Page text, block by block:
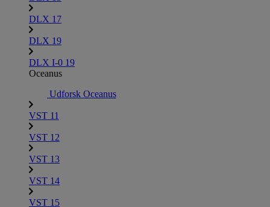
DLX 17
DLX 19
DLX I-0 19
Oceanus
Udforsk Oceanus
VST 11
VST 12
VST 13
VST 14
VST 15